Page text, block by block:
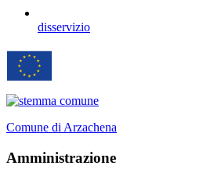
disservizio
Comune di Arzachena
Amministrazione